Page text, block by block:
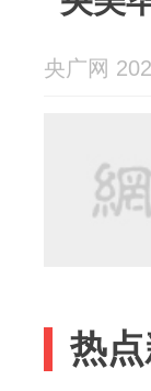
央广网
热点